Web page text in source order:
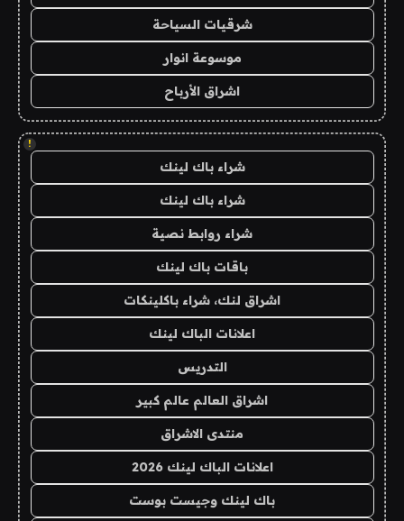
شرقيات السياحة
موسوعة انوار
اشراق الأرباح
!
شراء باك لينك
شراء باك لينك
شراء روابط نصية
باقات باك لينك
اشراق لنك، شراء باكلينكات
اعلانات الباك لينك
التدريس
اشراق العالم عالم كبير
منتدى الاشراق
اعلانات الباك لينك 2026
باك لينك وجيست بوست